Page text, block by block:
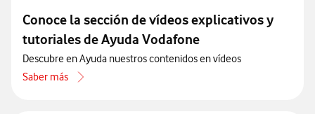
Conoce la sección de vídeos explicativos y
tutoriales de Ayuda Vodafone
Descubre en Ayuda nuestros contenidos en vídeos
Saber más
acerca de Conoce la sección de vídeos explicativos y tutoriales de